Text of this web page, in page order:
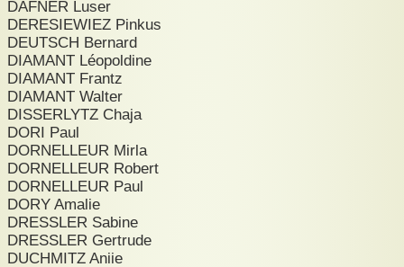
DAFNER Luser
DERESIEWIEZ Pinkus
DEUTSCH Bernard
DIAMANT Léopoldine
DIAMANT Frantz
DIAMANT Walter
DISSERLYTZ Chaja
DORI Paul
DORNELLEUR Mirla
DORNELLEUR Robert
DORNELLEUR Paul
DORY Amalie
DRESSLER Sabine
DRESSLER Gertrude
DUCHMITZ Aniie